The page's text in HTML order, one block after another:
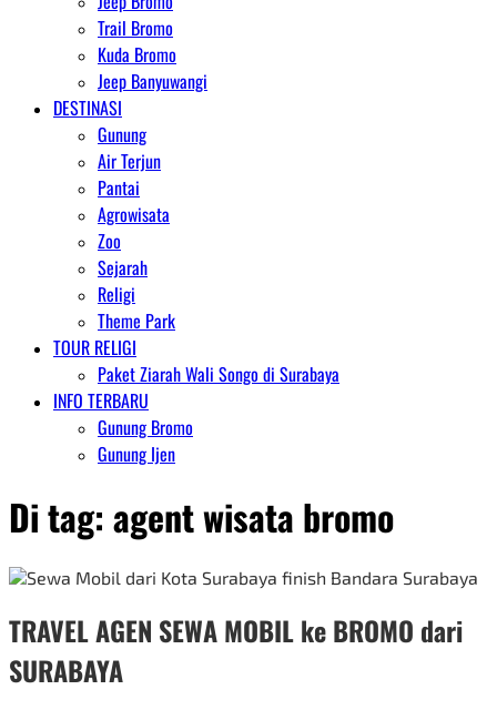
Trail Bromo
Kuda Bromo
Jeep Banyuwangi
DESTINASI
Gunung
Air Terjun
Pantai
Agrowisata
Zoo
Sejarah
Religi
Theme Park
TOUR RELIGI
Paket Ziarah Wali Songo di Surabaya
INFO TERBARU
Gunung Bromo
Gunung Ijen
Di tag: agent wisata bromo
TRAVEL AGEN SEWA MOBIL ke BROMO dari
SURABAYA